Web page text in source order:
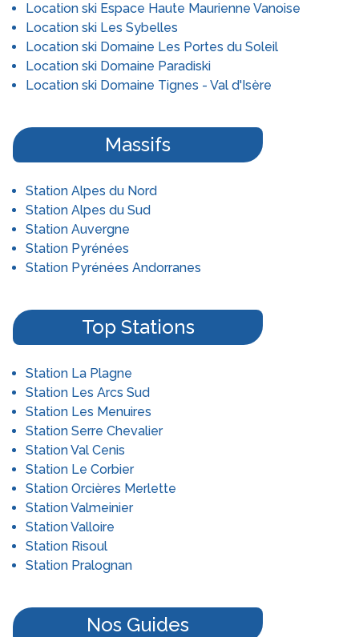
Location ski Espace Haute Maurienne Vanoise
Location ski Les Sybelles
Location ski Domaine Les Portes du Soleil
Location ski Domaine Paradiski
Location ski Domaine Tignes - Val d'Isère
Massifs
Station Alpes du Nord
Station Alpes du Sud
Station Auvergne
Station Pyrénées
Station Pyrénées Andorranes
Top Stations
Station La Plagne
Station Les Arcs Sud
Station Les Menuires
Station Serre Chevalier
Station Val Cenis
Station Le Corbier
Station Orcières Merlette
Station Valmeinier
Station Valloire
Station Risoul
Station Pralognan
Nos Guides